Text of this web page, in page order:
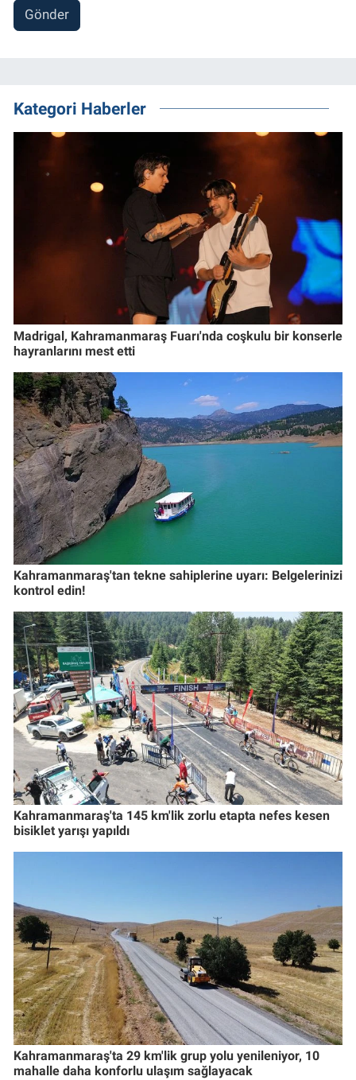
Gönder
Kategori Haberler
Madrigal, Kahramanmaraş Fuarı'nda coşkulu bir konserle
hayranlarını mest etti
Kahramanmaraş'tan tekne sahiplerine uyarı: Belgelerinizi
kontrol edin!
Kahramanmaraş'ta 145 km'lik zorlu etapta nefes kesen
bisiklet yarışı yapıldı
Kahramanmaraş'ta 29 km'lik grup yolu yenileniyor, 10
mahalle daha konforlu ulaşım sağlayacak